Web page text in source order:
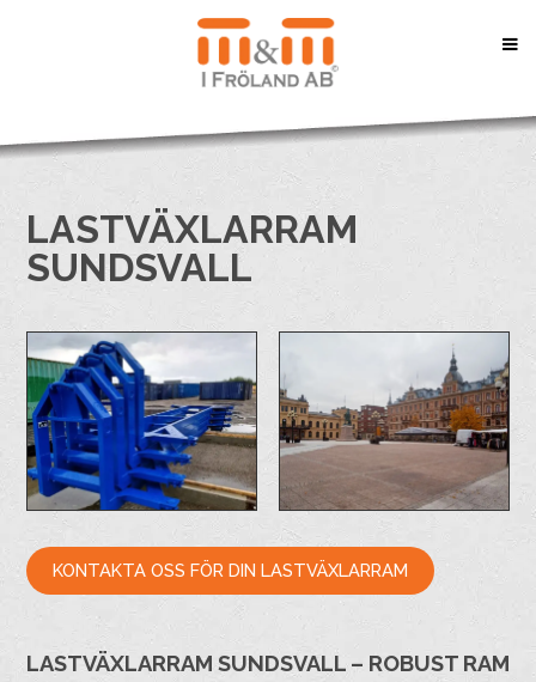
LASTVÄXLARRAM
SUNDSVALL
KONTAKTA OSS FÖR DIN LASTVÄXLARRAM
LASTVÄXLARRAM SUNDSVALL – ROBUST RAM